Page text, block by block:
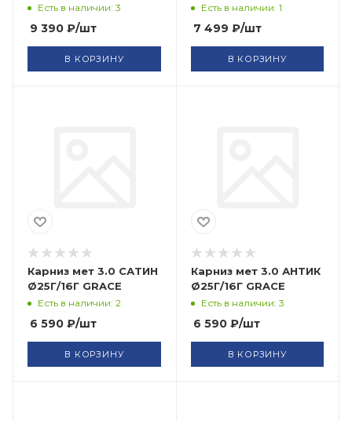
Есть в наличии: 3
9 390 ₽/шт
В КОРЗИНУ
Есть в наличии: 1
7 499 ₽/шт
В КОРЗИНУ
Карниз мет 3.0 САТИН
Ø25Г/16Г GRACE
Есть в наличии: 2
6 590 ₽/шт
В КОРЗИНУ
Карниз мет 3.0 АНТИК
Ø25Г/16Г GRACE
Есть в наличии: 3
6 590₽/шт
В КОРЗИНУ